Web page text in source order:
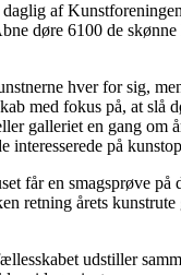
af
døre 6100 de
hver for sig,
med fokus på, at slå
galleriet en gang om
interesserede på
får en smagsprøve på
retning årets kunstrute
udstiller